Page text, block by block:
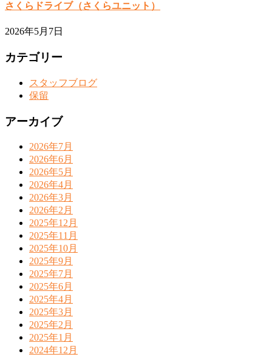
さくらドライブ（さくらユニット）
2026年5月7日
カテゴリー
スタッフブログ
保留
アーカイブ
2026年7月
2026年6月
2026年5月
2026年4月
2026年3月
2026年2月
2025年12月
2025年11月
2025年10月
2025年9月
2025年7月
2025年6月
2025年4月
2025年3月
2025年2月
2025年1月
2024年12月